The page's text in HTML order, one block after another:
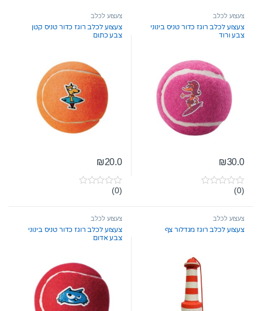
צעצוע לכלב
צעצוע לכלב רוגז כדור טניס בינוני
צבע ורוד
₪30.0
0
t
f
(0)
צעצוע לכלב
צעצוע לכלב רוגז כדור טניס קטן
צבע כתום
₪20.0
0
t
f
5
(0)
צעצוע לכלב
צעצוע לכלב רוגז מגדלור צף
צעצוע לכלב
צעצוע לכלב רוגז כדור טניס בינוני
צבע אדום